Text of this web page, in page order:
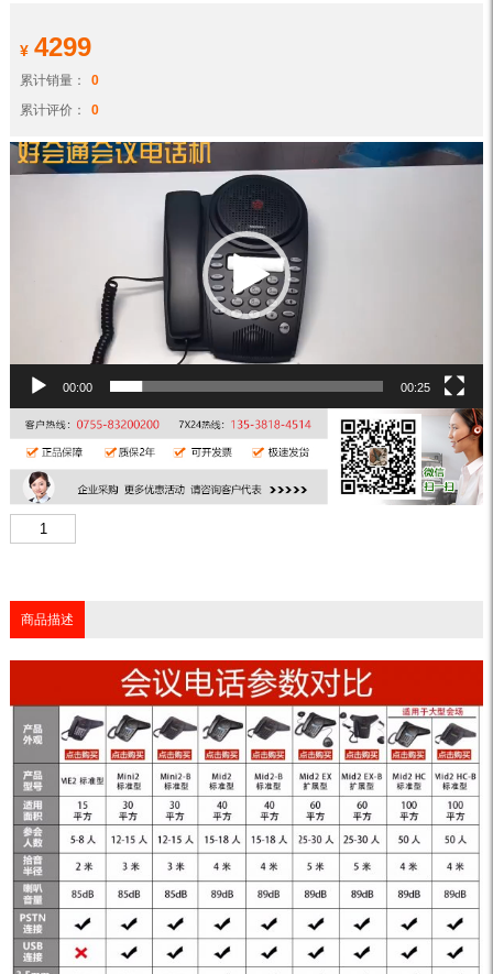
¥ 4299
累计销量：
0
累计评价：
0
00:00 00:25
商品描述